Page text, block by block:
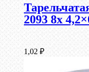
2093 8x
1,02 ₽